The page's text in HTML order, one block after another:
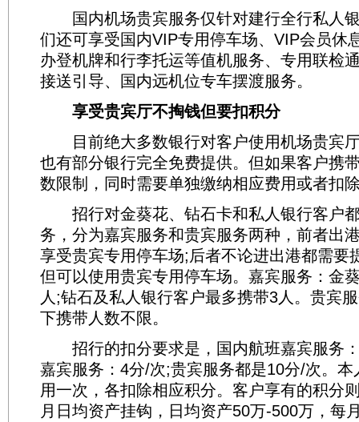
国内机场贵宾服务仅针对建行全行私人
们还可享受国内VIP专用停车场、VIP会员休
办登机牌和行李托运等值机服务、专用联检
接送引导、国内远机位专车摆渡服务。
享受贵宾厅不掏钱但要扣积分
目前绝大多数银行对客户使用机场贵宾
也有部分银行完全免费提供。但如果客户携
数限制，同时需要单独缴纳相应费用或者扣
招行对金葵花、钻石卡和私人银行客户
务，分为嘉宾服务和贵宾服务两种，前者出
享受贵宾专用停车场;后者不论进出港都需要
但可以使用贵宾专用停车场。嘉宾服务：金
人;钻石及私人银行客户最多携带3人。贵宾
下携带人数不限。
招行的扣分要求是，国内航班嘉宾服务
嘉宾服务：4分/次;贵宾服务都是10分/次。
用一次，各扣除相应积分。客户享有的积分
月日均资产挂钩，日均资产50万-500万，每